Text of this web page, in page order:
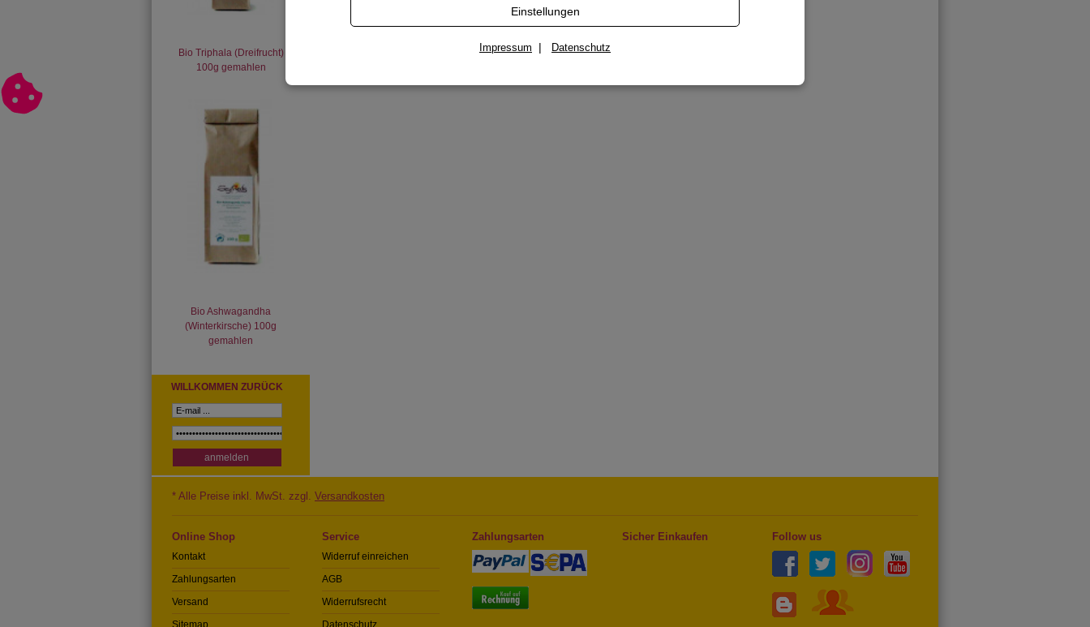
Bio Triphala (Dreifrucht)
100g gemahlen
Bio Ashwagandha
(Winterkirsche) 100g
gemahlen
WILLKOMMEN ZURÜCK
* Alle Preise inkl. MwSt. zzgl. Versandkosten
Online Shop
Kontakt
Zahlungsarten
Versand
Sitemap
Service
Widerruf einreichen
AGB
Widerrufsrecht
Datenschutz
Zahlungsarten Sicher Einkaufen Follow us
Einstellungen
Impressum | Datenschutz